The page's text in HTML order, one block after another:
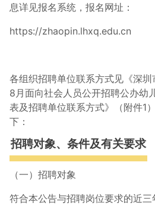
息详见报名系统，报名网址：
https://zhaopin.lhxq.edu.cn
各组织招聘单位联系方式见《深
8月面向社会人员公开招聘公办幼
表及招聘单位联系方式》（附件1
下：
招聘对象、条件及有关要求
（一）招聘对象
符合本公告与招聘岗位要求的近三